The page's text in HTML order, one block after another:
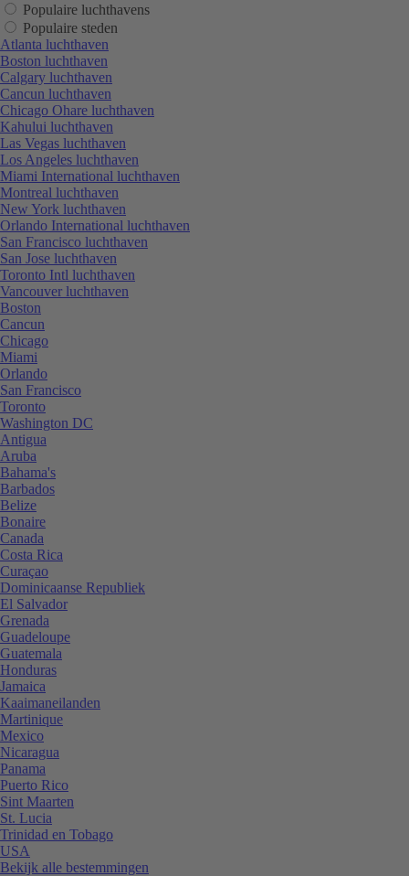
Populaire luchthavens
Populaire steden
Atlanta luchthaven
Boston luchthaven
Calgary luchthaven
Cancun luchthaven
Chicago Ohare luchthaven
Kahului luchthaven
Las Vegas luchthaven
Los Angeles luchthaven
Miami International luchthaven
Montreal luchthaven
New York luchthaven
Orlando International luchthaven
San Francisco luchthaven
San Jose luchthaven
Toronto Intl luchthaven
Vancouver luchthaven
Boston
Cancun
Chicago
Miami
Orlando
San Francisco
Toronto
Washington DC
Antigua
Aruba
Bahama's
Barbados
Belize
Bonaire
Canada
Costa Rica
Curaçao
Dominicaanse Republiek
El Salvador
Grenada
Guadeloupe
Guatemala
Honduras
Jamaica
Kaaimaneilanden
Martinique
Mexico
Nicaragua
Panama
Puerto Rico
Sint Maarten
St. Lucia
Trinidad en Tobago
USA
Bekijk alle bestemmingen